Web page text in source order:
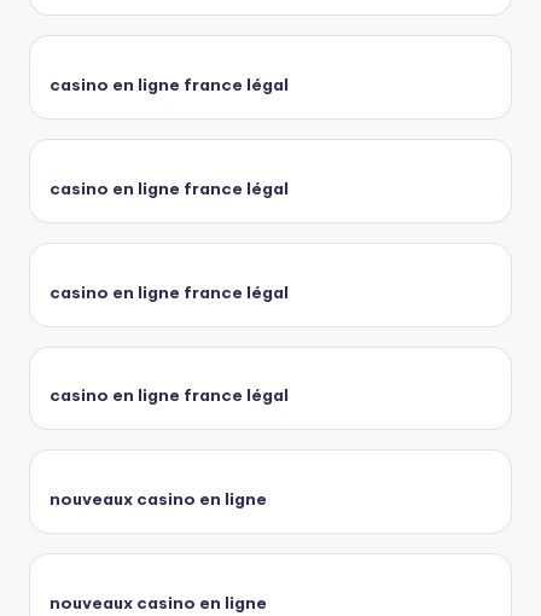
casino en ligne france légal
casino en ligne france légal
casino en ligne france légal
casino en ligne france légal
nouveaux casino en ligne
nouveaux casino en ligne